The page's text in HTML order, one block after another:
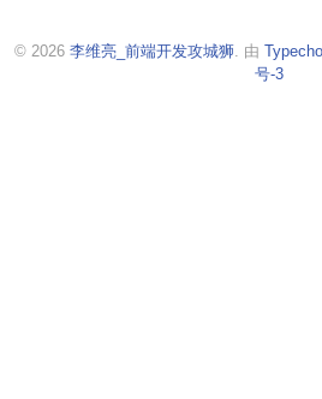
© 2026 李维亮_前端开发攻城狮. 由 Typecho
号-3